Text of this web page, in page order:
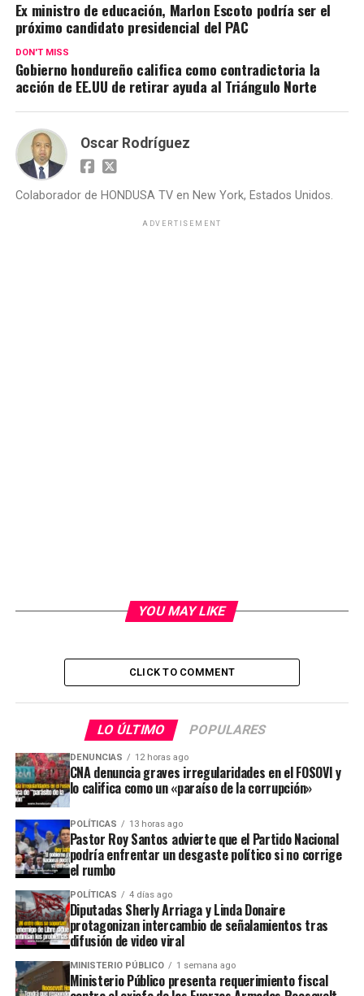
Ex ministro de educación, Marlon Escoto podría ser el
próximo candidato presidencial del PAC
DON'T MISS
Gobierno hondureño califica como contradictoria la
acción de EE.UU de retirar ayuda al Triángulo Norte
Oscar Rodríguez
Colaborador de HONDUSA TV en New York, Estados Unidos.
ADVERTISEMENT
YOU MAY LIKE
CLICK TO COMMENT
LO ÚLTIMO POPULARES
DENUNCIAS 12 horas ago
CNA denuncia graves irregularidades en el FOSOVI y
lo califica como un «paraíso de la corrupción»
POLÍTICAS 13 horas ago
Pastor Roy Santos advierte que el Partido Nacional
podría enfrentar un desgaste político si no corrige
el rumbo
POLÍTICAS 4 días ago
Diputadas Sherly Arriaga y Linda Donaire
protagonizan intercambio de señalamientos tras
difusión de video viral
MINISTERIO PÚBLICO 1 semana ago
Ministerio Público presenta requerimiento fiscal